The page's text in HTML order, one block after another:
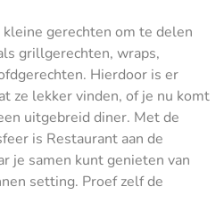
gerechten om te delen
grillgerechten, wraps,
Hierdoor is er
ze lekker vinden, of je nu komt
uitgebreid diner. Met de
is Restaurant aan de
je samen kunt genieten van
setting. Proef zelf de